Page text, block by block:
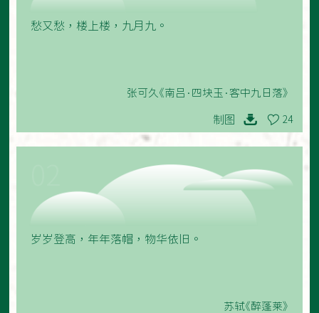
愁又愁，楼上楼，九月九。
张可久《南吕·四块玉·客中九日落》
制图 24
岁岁登高，年年落帽，物华依旧。
苏轼《醉蓬莱》